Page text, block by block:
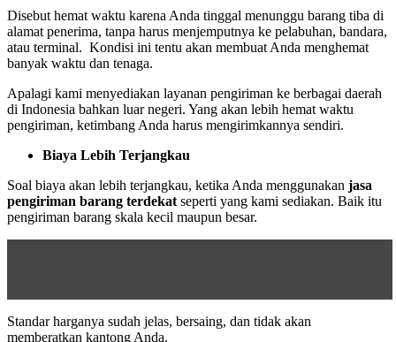
Disebut hemat waktu karena Anda tinggal menunggu barang tiba di
alamat penerima, tanpa harus menjemputnya ke pelabuhan, bandara,
atau terminal. Kondisi ini tentu akan membuat Anda menghemat
banyak waktu dan tenaga.
Apalagi kami menyediakan layanan pengiriman ke berbagai daerah
di Indonesia bahkan luar negeri. Yang akan lebih hemat waktu
pengiriman, ketimbang Anda harus mengirimkannya sendiri.
Biaya Lebih Terjangkau
Soal biaya akan lebih terjangkau, ketika Anda menggunakan jasa
pengiriman barang terdekat seperti yang kami sediakan. Baik itu
pengiriman barang skala kecil maupun besar.
Standar harganya sudah jelas, bersaing, dan tidak akan
memberatkan kantong Anda.